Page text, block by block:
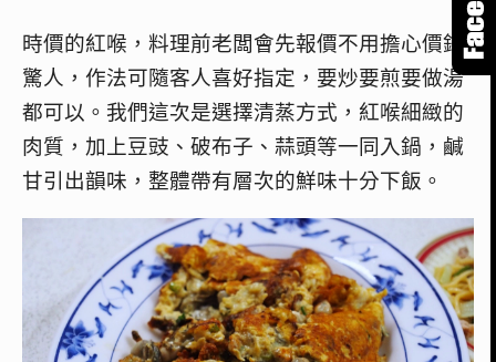
時價的紅喉，料理前老闆會先報價不用擔心價錢
驚人，作法可隨客人喜好指定，要炒要煎要做湯
都可以。我們這次是選擇清蒸方式，紅喉細緻的
肉質，加上豆豉、破布子、蒜頭等一同入鍋，鹹
甘引出韻味，整體帶有層次的鮮味十分下飯。